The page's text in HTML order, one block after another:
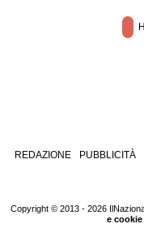
REDAZIONE PUBBLICITÀ
Copyright © 2013 - 2026
e